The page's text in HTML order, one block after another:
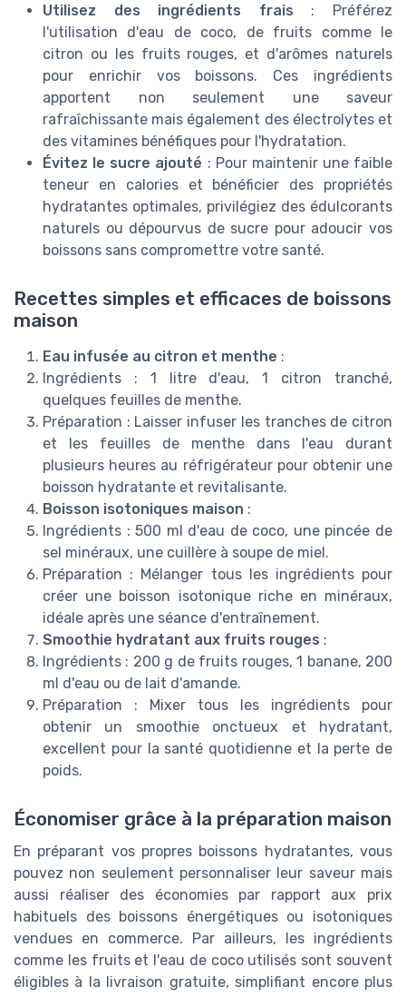
Utilisez des ingrédients frais : Préférez
l'utilisation d'eau de coco, de fruits comme le
citron ou les fruits rouges, et d'arômes naturels
pour enrichir vos boissons. Ces ingrédients
apportent non seulement une saveur
rafraîchissante mais également des électrolytes et
des vitamines bénéfiques pour l'hydratation.
Évitez le sucre ajouté : Pour maintenir une faible
teneur en calories et bénéficier des propriétés
hydratantes optimales, privilégiez des édulcorants
naturels ou dépourvus de sucre pour adoucir vos
boissons sans compromettre votre santé.
Recettes simples et efficaces de boissons
maison
Eau infusée au citron et menthe :
Ingrédients : 1 litre d'eau, 1 citron tranché,
quelques feuilles de menthe.
Préparation : Laisser infuser les tranches de citron
et les feuilles de menthe dans l'eau durant
plusieurs heures au réfrigérateur pour obtenir une
boisson hydratante et revitalisante.
Boisson isotoniques maison :
Ingrédients : 500 ml d'eau de coco, une pincée de
sel minéraux, une cuillère à soupe de miel.
Préparation : Mélanger tous les ingrédients pour
créer une boisson isotonique riche en minéraux,
idéale après une séance d'entraînement.
Smoothie hydratant aux fruits rouges :
Ingrédients : 200 g de fruits rouges, 1 banane, 200
ml d'eau ou de lait d'amande.
Préparation : Mixer tous les ingrédients pour
obtenir un smoothie onctueux et hydratant,
excellent pour la santé quotidienne et la perte de
poids.
Économiser grâce à la préparation maison
En préparant vos propres boissons hydratantes, vous
pouvez non seulement personnaliser leur saveur mais
aussi réaliser des économies par rapport aux prix
habituels des boissons énergétiques ou isotoniques
vendues en commerce. Par ailleurs, les ingrédients
comme les fruits et l'eau de coco utilisés sont souvent
éligibles à la livraison gratuite, simplifiant encore plus